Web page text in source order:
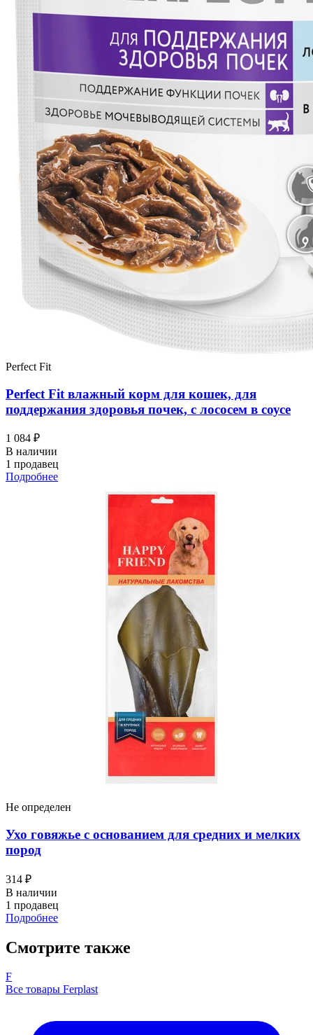
Perfect Fit
Perfect Fit влажный корм для кошек, для
поддержания здоровья почек, с лососем в соусе
1 084 ₽
В наличии
1 продавец
Подробнее
Не определен
Ухо говяжье с основанием для средних и мелких
пород
314 ₽
В наличии
1 продавец
Подробнее
Смотрите также
F
Все товары Ferplast